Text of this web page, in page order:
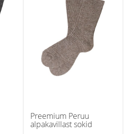
Preemium Peruu
alpakavillast sokid